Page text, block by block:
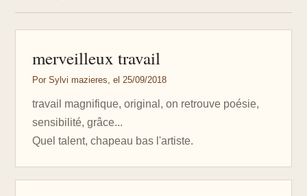
merveilleux travail
Por Sylvi mazieres, el 25/09/2018
travail magnifique, original, on retrouve poésie,
sensibilité, grâce...
Quel talent, chapeau bas l'artiste.